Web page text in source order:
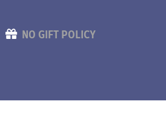
NO GIFT POLICY